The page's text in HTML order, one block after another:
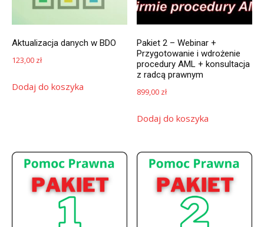
Aktualizacja danych w BDO
123,00 zł
Dodaj do koszyka
Pakiet 2 – Webinar +
Przygotowanie i wdrożenie
procedury AML + konsultacja
z radcą prawnym
899,00 zł
Dodaj do koszyka